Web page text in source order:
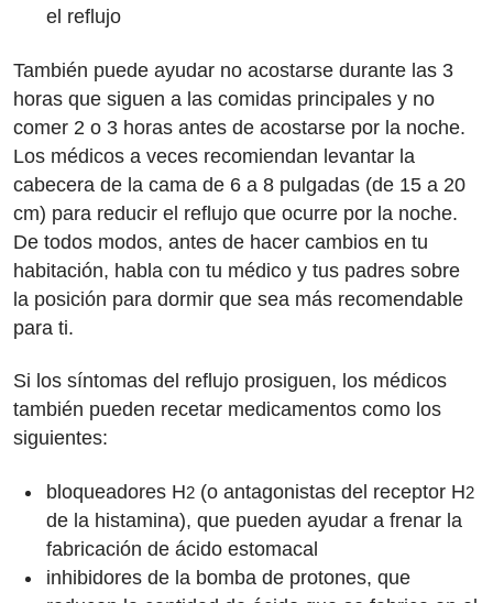
el reflujo
También puede ayudar no acostarse durante las 3
horas que siguen a las comidas principales y no
comer 2 o 3 horas antes de acostarse por la noche.
Los médicos a veces recomiendan levantar la
cabecera de la cama de 6 a 8 pulgadas (de 15 a 20
cm) para reducir el reflujo que ocurre por la noche.
De todos modos, antes de hacer cambios en tu
habitación, habla con tu médico y tus padres sobre
la posición para dormir que sea más recomendable
para ti.
Si los síntomas del reflujo prosiguen, los médicos
también pueden recetar medicamentos como los
siguientes:
bloqueadores H2 (o antagonistas del receptor H2
de la histamina), que pueden ayudar a frenar la
fabricación de ácido estomacal
inhibidores de la bomba de protones, que